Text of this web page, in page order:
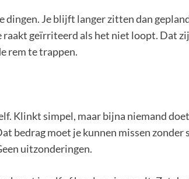
dingen. Je blijft langer zitten dan
geïrriteerd als het niet loopt. Dat
rem te trappen.
Klinkt simpel, maar bijna niemand
bedrag moet je kunnen missen zonder
uitzonderingen.